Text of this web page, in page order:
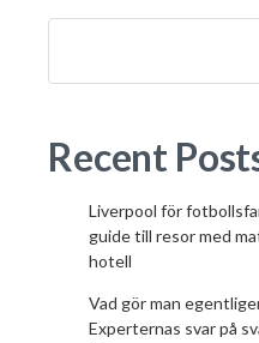
Recent
Liverpool för
guide till resor med
hotell
Vad gör man
Experternas svar på